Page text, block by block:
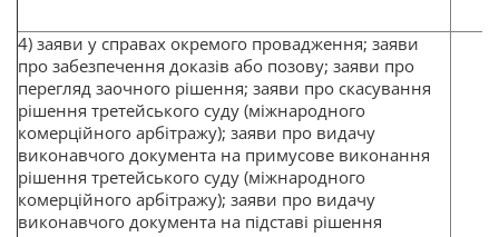
4) заяви у справах окремого провадження; заяви
про забезпечення доказів або позову; заяви про
перегляд заочного рішення; заяви про скасування
рішення третейського суду (міжнародного
комерційного арбітражу); заяви про видачу
виконавчого документа на примусове виконання
рішення третейського суду (міжнародного
комерційного арбітражу); заяви про видачу
виконавчого документа на підставі рішення